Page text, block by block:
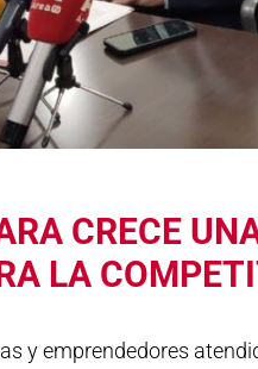
CRECE
LA
y emprendedores